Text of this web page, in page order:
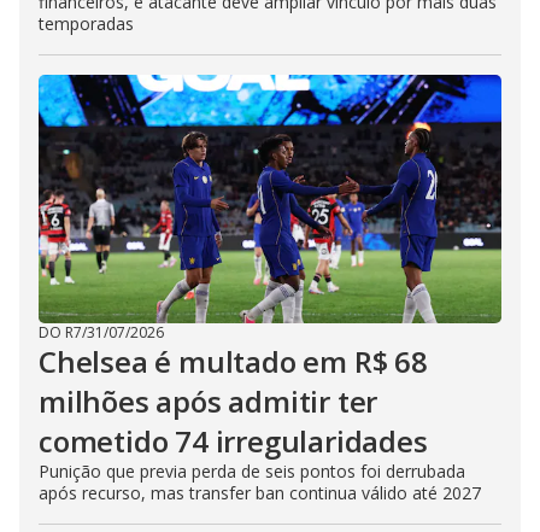
temporadas
DO R7/31/07/2026
Chelsea é multado em R$ 68
milhões após admitir ter
cometido 74 irregularidades
Punição que previa perda de seis pontos foi derrubada
após recurso, mas transfer ban continua válido até 2027